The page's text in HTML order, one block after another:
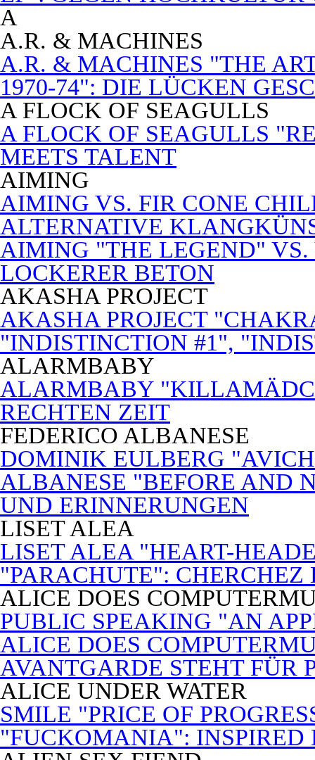
A
A.R. & MACHINES
A.R. & MACHINES "THE
1970-74": DIE LÜCKEN
A FLOCK OF SEAGULLS
A FLOCK OF SEAGULLS
MEETS TALENT
AIMING
AIMING VS. FIR CONE
ALTERNATIVE
AIMING "THE LEGEND"
LOCKERER BETON
AKASHA PROJECT
AKASHA PROJECT
"INDISTINCTION #1",
ALARMBABY
ALARMBABY
RECHTEN ZEIT
FEDERICO ALBANESE
DOMINIK EULBERG
ALBANESE "BEFORE AND
UND ERINNERUNGEN
LISET ALEA
LISET ALEA "HEART-
"PARACHUTE": CHERCHEZ
ALICE DOES
PUBLIC SPEAKING "AN
ALICE DOES
AVANTGARDE STEHT FÜR
ALICE UNDER WATER
SMILE "PRICE OF
"FUCKOMANIA": INSPIRED